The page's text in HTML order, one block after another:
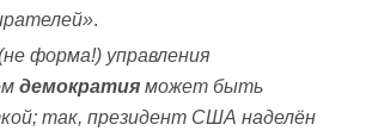
.
форма!) управления
демократия может быть
так, президент США наделён